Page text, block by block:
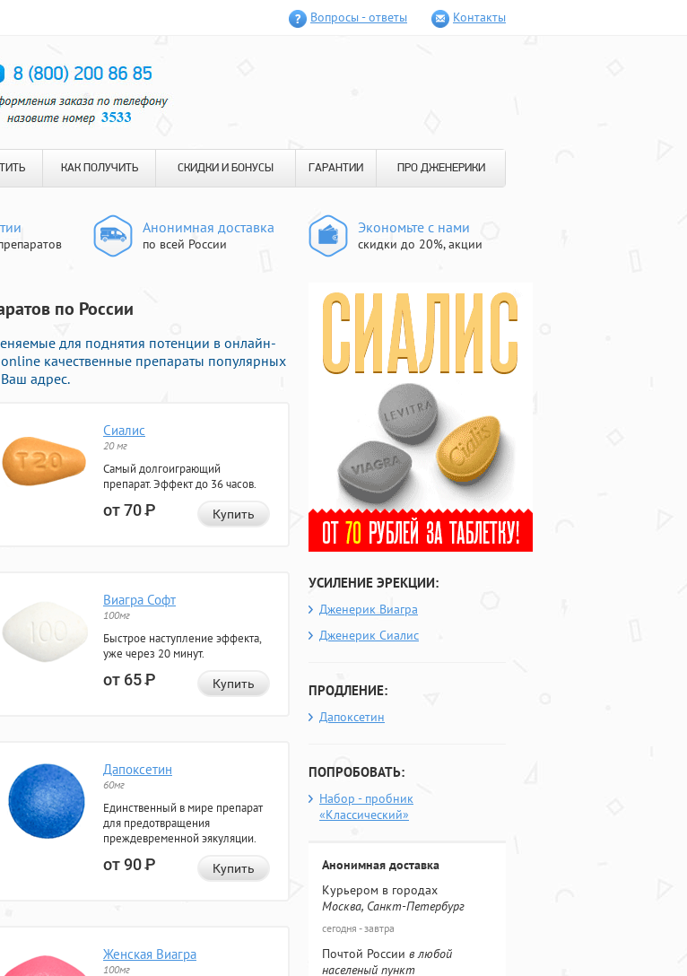
Вопросы - ответы Контакты
КАК ПОЛУЧИТЬ СКИДКИ И БОНУСЫ ГАРАНТИИ ПРО ДЖЕНЕРИКИ
Анонимная доставка
по всей России
Экономьте с нами
скидки до 20%, акции
по России
для поднятия потенции в онлайн-
качественные препараты популярных
адрес.
Сиалис
20 мг
Самый долгоиграющий
препарат. Эффект до 36 часов.
от 70Р Купить
Виагра Софт
100мг
Быстрое наступление эффекта,
уже через 20 минут.
от 65Р Купить
Дапоксетин
60мг
Единственный в мире препарат
для предотвращения
преждевременной эякуляции.
от 90Р Купить
Женская Виагра
100мг
УСИЛЕНИЕ ЭРЕКЦИИ:
Дженерик Виагра
Дженерик Сиалис
ПРОДЛЕНИЕ:
Дапоксетин
ПОПРОБОВАТЬ:
Набор - пробник
«Классический»
Анонимная доставка
Курьером в городах
Москва, Санкт-Петербург
сегодня - завтра
Почтой России в любой
населеный пункт